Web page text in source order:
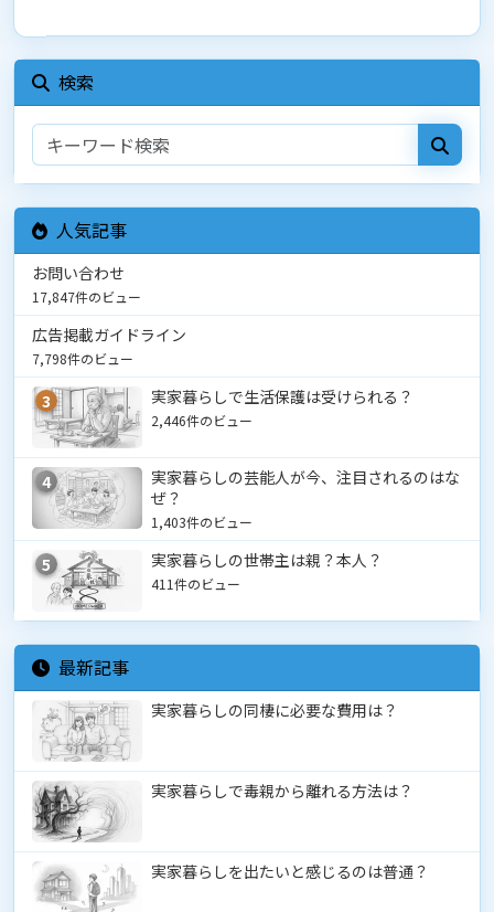
検索
人気記事
お問い合わせ
17,847件のビュー
広告掲載ガイドライン
7,798件のビュー
3 実家暮らしで生活保護は受けられる？
2,446件のビュー
4
実家暮らしの芸能人が今、注目されるのはな
ぜ？
1,403件のビュー
5 実家暮らしの世帯主は親？本人？
411件のビュー
最新記事
実家暮らしの同棲に必要な費用は？
実家暮らしで毒親から離れる方法は？
実家暮らしを出たいと感じるのは普通？